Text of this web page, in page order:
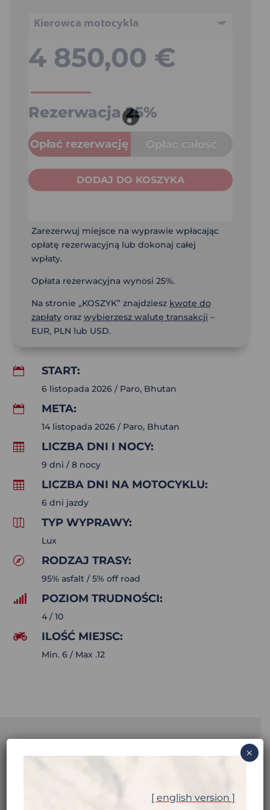
4 850,00 €
Rezerwacja25%
Opłać rezerwację Opłać całość
DODAJ DO KOSZYKA
Zarezerwuj miejsce na wyprawie wpłacając
opłatę rezerwacyjną lub dokonaj całej
wpłaty.
Opłata rezerwacyjna wynosi 25%.
Na stronie „KOSZYK” znajdziesz kwotę do
zapłatyoraz wybierzesz walutę transakcji –
EUR, PLN lub USD.
 START:
6 listopada 2026 / Paro, Bhutan

META:
14 listopada 2026 / Paro, Bhutan

LICZBA DNI I NOCY:
9 dni / 8 nocy

LICZBA DNI NA MOTOCYKLU:
6 dni jazdy

TYP WYPRAWY:
Lux

RODZAJ TRASY:
95% asfalt / 5% off road

POZIOM TRUDNOŚCI:
4 / 10

ILOŚĆ MIEJSC:
Min. 6 / Max .12
BHUTAN –[ english version ]
×